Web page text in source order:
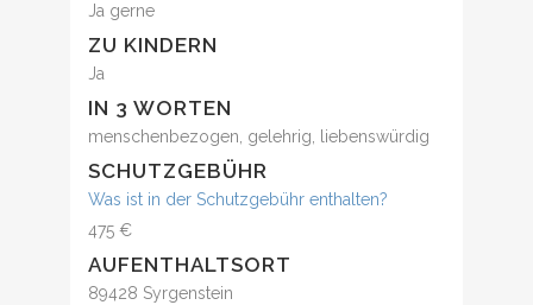
Ja gerne
ZU KINDERN
Ja
IN 3 WORTEN
menschenbezogen, gelehrig, liebenswürdig
SCHUTZGEBÜHR
Was ist in der Schutzgebühr enthalten?
475 €
AUFENTHALTSORT
89428 Syrgenstein